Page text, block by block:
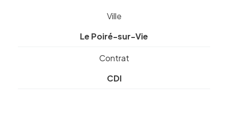
Ville
Le Poiré-sur-Vie
Contrat
CDI